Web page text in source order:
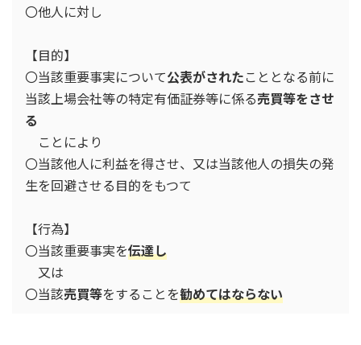
〇他人に対し
【目的】
〇当該重要事実について公表がされたこととなる前に
当該上場会社等の特定有価証券等に係る売買等をさせ
る
ことにより
〇当該他人に利益を得させ、又は当該他人の損失の発
生を回避させる目的をもつて
【行為】
〇当該重要事実を伝達し
又は
〇当該売買等をすることを勧めてはならない